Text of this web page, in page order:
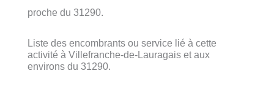
proche du 31290.
Liste des encombrants ou service lié à cette
activité à Villefranche-de-Lauragais et aux
environs du 31290.